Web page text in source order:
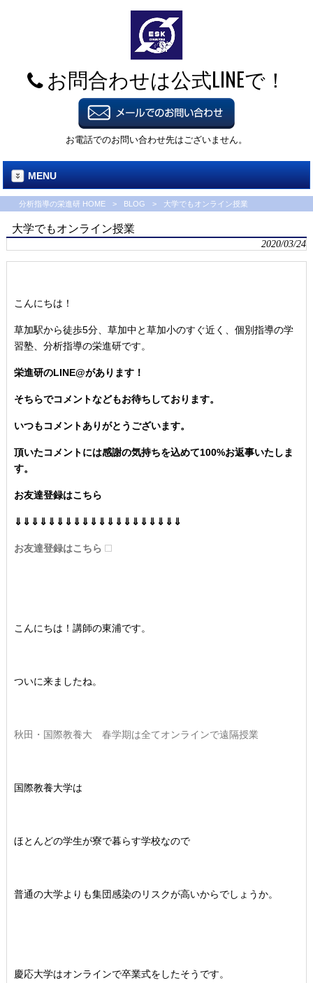
お問合わせは公式LINEで！
お電話でのお問い合わせ先はございません。
MENU
分析指導の栄進研 HOME > BLOG > 大学でもオンライン授業
大学でもオンライン授業
2020/03/24
こんにちは！
草加駅から徒歩5分、草加中と草加小のすぐ近く、個別指導の学
習塾、分析指導の栄進研です。
栄進研のLINE@があります！
そちらでコメントなどもお待ちしております。
いつもコメントありがとうございます。
頂いたコメントには感謝の気持ちを込めて100%お返事いたしま
す。
お友達登録はこちら
⇓⇓⇓⇓⇓⇓⇓⇓⇓⇓⇓⇓⇓⇓⇓⇓⇓⇓⇓⇓
お友達登録はこちら
こんにちは！講師の東浦です。
ついに来ましたね。
秋田・国際教養大 春学期は全てオンラインで遠隔授業
国際教養大学は
ほとんどの学生が寮で暮らす学校なので
普通の大学よりも集団感染のリスクが高いからでしょうか。
慶応大学はオンラインで卒業式をしたそうです。